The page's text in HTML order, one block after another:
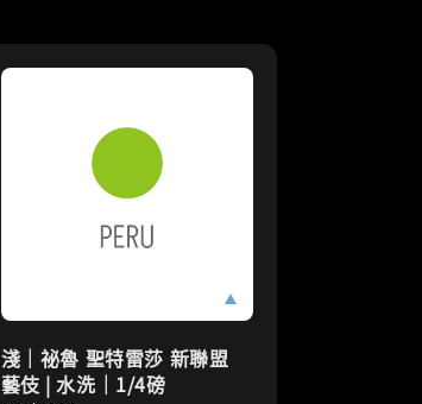
淺｜祕魯 聖特雷莎 新聯盟
藝伎 | 水洗｜1/4磅